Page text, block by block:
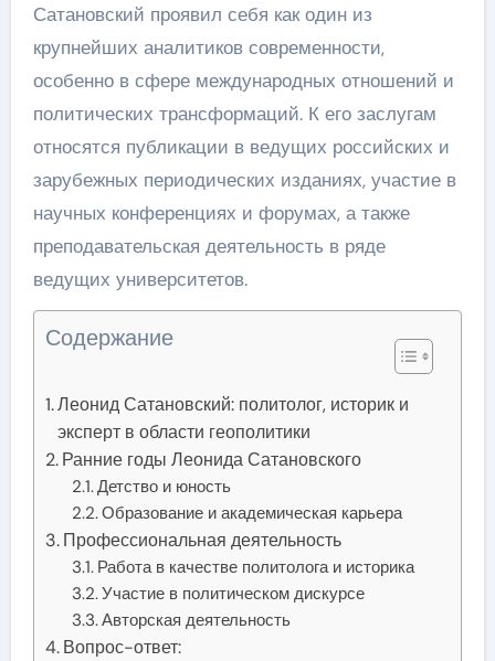
Сатановский проявил себя как один из
крупнейших аналитиков современности,
особенно в сфере международных отношений и
политических трансформаций. К его заслугам
относятся публикации в ведущих российских и
зарубежных периодических изданиях, участие в
научных конференциях и форумах, а также
преподавательская деятельность в ряде
ведущих университетов.
Содержание
Леонид Сатановский: политолог, историк и
эксперт в области геополитики
Ранние годы Леонида Сатановского
Детство и юность
Образование и академическая карьера
Профессиональная деятельность
Работа в качестве политолога и историка
Участие в политическом дискурсе
Авторская деятельность
Вопрос-ответ: